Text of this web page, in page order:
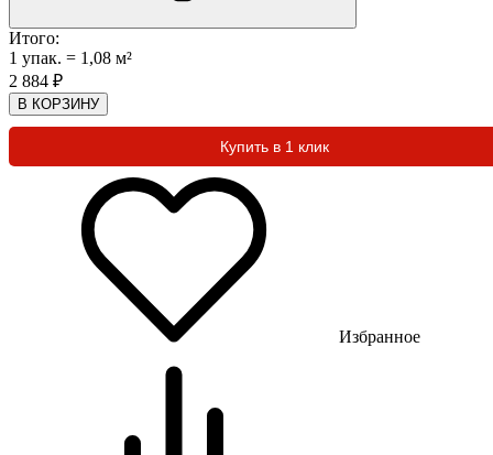
Итого:
1 упак. = 1,08 м²
2 884 ₽
В КОРЗИНУ
Купить в 1 клик
Избранное